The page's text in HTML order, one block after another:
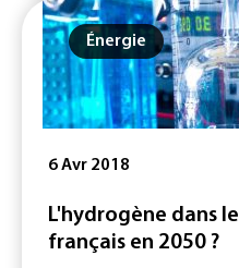
Énergie
6 Avr 2018
L'hydrogène dans
français en 2050 ?